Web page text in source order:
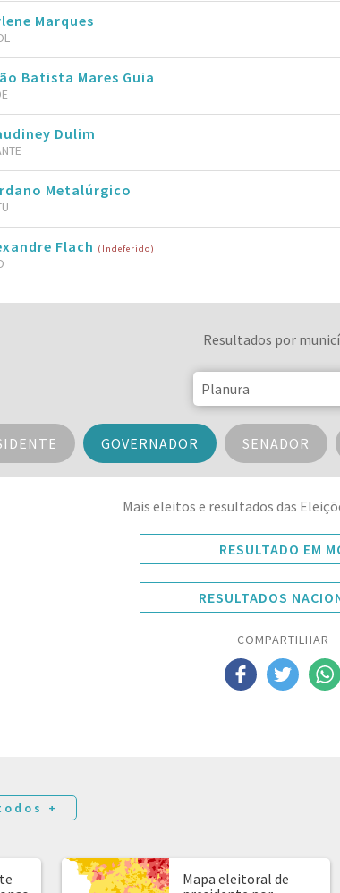
Marques
Batista Mares Guia
Dulim
Metalúrgico
Flach (Indeferido)
Resultados por
GOVERNADOR SENADOR
Mais eleitos e resultados das
RESULTADO EM
RESULTADOS
COMPARTILHAR
+
Mapa eleitoral de